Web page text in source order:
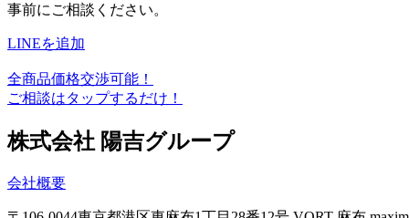
事前にご相談ください。
LINEを追加
全商品価格交渉可能！
ご相談はタップするだけ！
株式会社 陽吉グループ
会社概要